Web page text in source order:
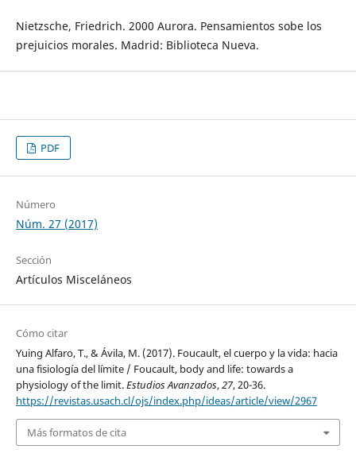
Nietzsche, Friedrich. 2000 Aurora. Pensamientos sobe los
prejuicios morales. Madrid: Biblioteca Nueva.
PDF
Número
Núm. 27 (2017)
Sección
Artículos Misceláneos
Cómo citar
Yuing Alfaro, T., & Ávila, M. (2017). Foucault, el cuerpo y la vida: hacia
una fisiología del límite / Foucault, body and life: towards a
physiology of the limit.Estudios Avanzados,27, 20-36.
https://revistas.usach.cl/ojs/index.php/ideas/article/view/2967
Más formatos de cita